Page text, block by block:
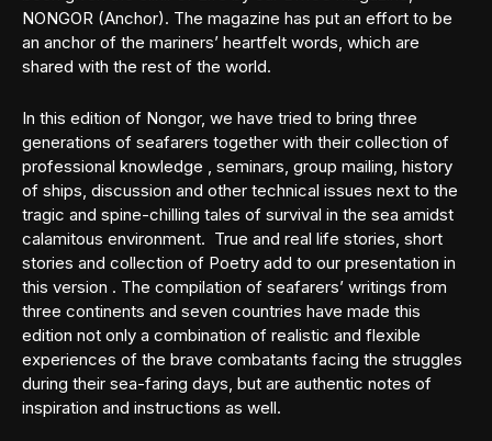
NONGOR (Anchor). The magazine has put an effort to be
an anchor of the mariners’ heartfelt words, which are
shared with the rest of the world.
In this edition of Nongor, we have tried to bring three
generations of seafarers together with their collection of
professional knowledge , seminars, group mailing, history
of ships, discussion and other technical issues next to the
tragic and spine-chilling tales of survival in the sea amidst
calamitous environment. True and real life stories, short
stories and collection of Poetry add to our presentation in
this version . The compilation of seafarers’ writings from
three continents and seven countries have made this
edition not only a combination of realistic and flexible
experiences of the brave combatants facing the struggles
during their sea-faring days, but are authentic notes of
inspiration and instructions as well.